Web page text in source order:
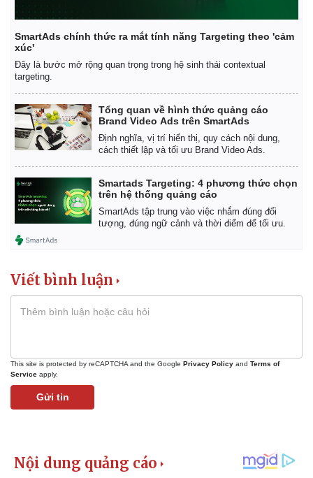
Bất động sản
Khởi nghiệp
Tiêu dùng
Tỷ giá
Giá cà phê
SmartAds chính thức ra mắt tính năng Targeting theo 'cảm
xúc'
Đây là bước mở rộng quan trọng trong hệ sinh thái contextual
targeting.
Tổng quan về hình thức quảng cáo
Brand Video Ads trên SmartAds
Định nghĩa, vị trí hiển thị, quy cách nội dung,
cách thiết lập và tối ưu Brand Video Ads.
Smartads Targeting: 4 phương thức chọn
trên hệ thống quảng cáo
SmartAds tập trung vào việc nhắm đúng đối
tượng, đúng ngữ cảnh và thời điểm để tối ưu.
Viết bình luận
This site is protected by reCAPTCHA and the Google Privacy Policy and Terms of
Service apply.
Gửi tin